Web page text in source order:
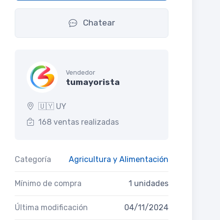
Chatear
Vendedor
tumayorista
🇺🇾 UY
168 ventas realizadas
Categoría Agricultura y Alimentación
Mínimo de compra 1 unidades
Última modificación 04/11/2024